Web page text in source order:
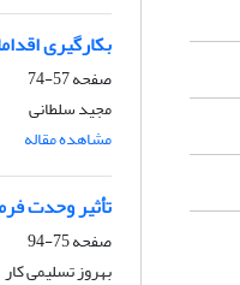
بکارگیری
صفحه57-74
مجید سلطانی
مشاهده مقاله
تأثیر وحدت
صفحه75-94
بهروز تسلیمی کار